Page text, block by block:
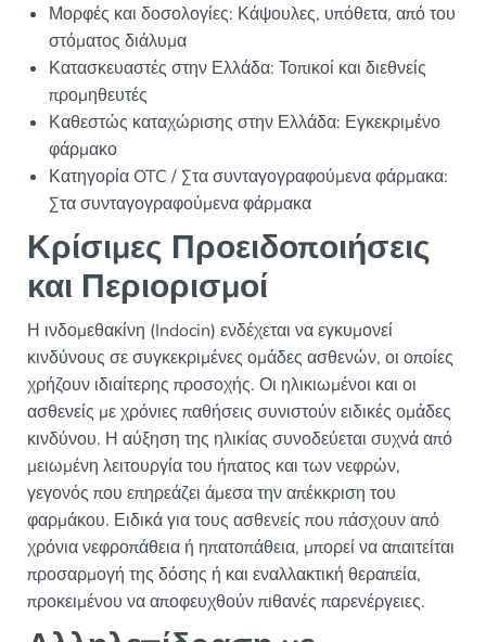
Μορφές και δοσολογίες: Κάψουλες, υπόθετα, από του
στόματος διάλυμα
Κατασκευαστές στην Ελλάδα: Τοπικοί και διεθνείς
προμηθευτές
Καθεστώς καταχώρισης στην Ελλάδα: Εγκεκριμένο
φάρμακο
Κατηγορία OTC / Στα συνταγογραφούμενα φάρμακα:
Στα συνταγογραφούμενα φάρμακα
Κρίσιμες Προειδοποιήσεις
και Περιορισμοί
Η ινδομεθακίνη (Indocin) ενδέχεται να εγκυμονεί
κινδύνους σε συγκεκριμένες ομάδες ασθενών, οι οποίες
χρήζουν ιδιαίτερης προσοχής. Οι ηλικιωμένοι και οι
ασθενείς με χρόνιες παθήσεις συνιστούν ειδικές ομάδες
κινδύνου. Η αύξηση της ηλικίας συνοδεύεται συχνά από
μειωμένη λειτουργία του ήπατος και των νεφρών,
γεγονός που επηρεάζει άμεσα την απέκκριση του
φαρμάκου. Ειδικά για τους ασθενείς που πάσχουν από
χρόνια νεφροπάθεια ή ηπατοπάθεια, μπορεί να απαιτείται
προσαρμογή της δόσης ή και εναλλακτική θεραπεία,
προκειμένου να αποφευχθούν πιθανές παρενέργειες.